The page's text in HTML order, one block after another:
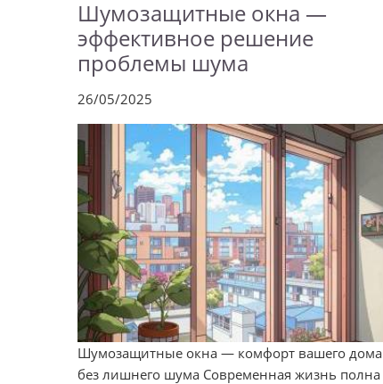
Шумозащитные окна —
эффективное решение
проблемы шума
26/05/2025
Шумозащитные окна — комфорт вашего дома
без лишнего шума Современная жизнь полна